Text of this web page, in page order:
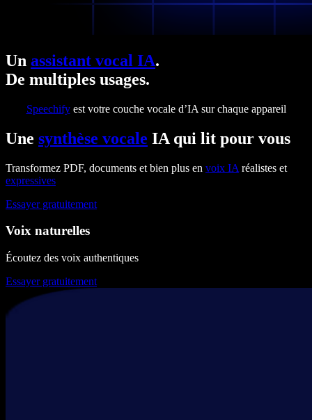
Un assistant vocal IA.
De multiples usages.
Speechifyest votre couche vocale d’IA sur chaque appareil
Une synthèse vocale IA qui lit pour vous
Transformez PDF, documents et bien plus en voix IA réalistes et
expressives
Essayer gratuitement
Voix naturelles
Écoutez des voix authentiques
Essayer gratuitement